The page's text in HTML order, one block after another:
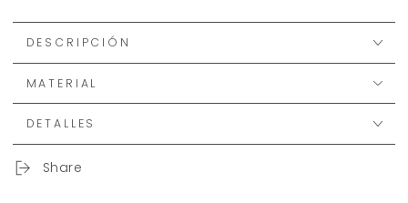
DESCRIPCIÓN
MATERIAL
DETALLES
Share